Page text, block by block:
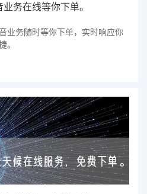
务在线等你下单。
业务随时等你下单，实时响应你
。